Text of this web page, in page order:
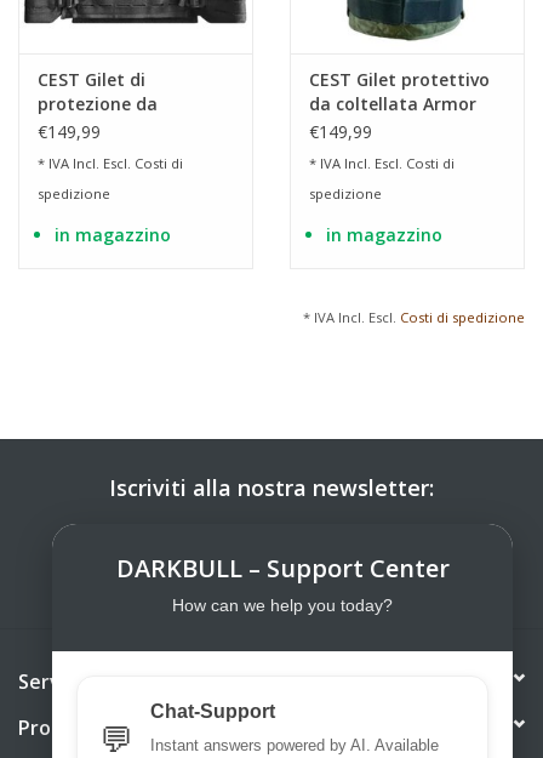
CEST Gilet di
protezione da
coltellata Porta
Lasercut Molle Tattico
K4
€149,99
* IVA Incl. Escl. Costi di
spedizione
in magazzino
CEST Gilet protettivo
da coltellata Armor
Basic Verde K3
€149,99
* IVA Incl. Escl. Costi di
spedizione
in magazzino
* IVA Incl. Escl. Costi di spedizione
Iscriviti alla nostra newsletter:
Servizio di assistenza
Prodotti
DARKBULL – Support Center
How can we help you today?
💬
Chat-Support
Instant answers powered by AI. Available